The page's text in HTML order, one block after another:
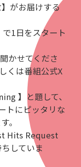
】がお届けする
1日をスタート
かせてくださ
くは番組公式X
】と題して、
トにピッタリな
。
Hits Request
していま